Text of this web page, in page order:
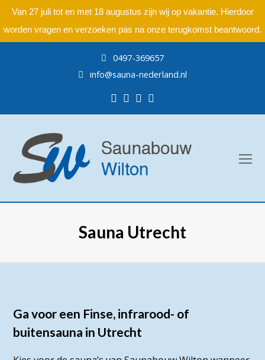
Van 27 juli tot en met 18 augustus zijn wij op vakantie. Hierdoor
worden vragen en verzoeken pas na onze terugkomst beantwoord.
0497-369657
info@sauna-nederland.nl
Facebook
Pinterest
Instagram
Sauna Utrecht
Ga voor een Finse, infrarood- of
buitensauna in Utrecht